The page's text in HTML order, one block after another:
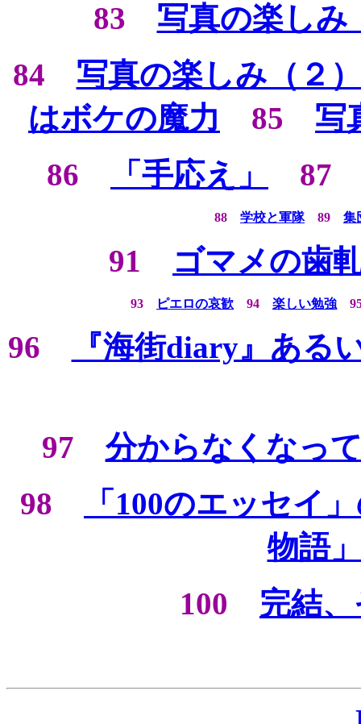
83 写真の楽しみ
84 写真の楽しみ（２
はボケの魔力 85 写
86
「手応え」
88 学校と軍隊 89 集
91 ゴマメの歯
93 ピエロの哀歓 94 楽しい勉強
96 『海街diary』ある
97 分からなくなっ
98
「100のエッセイ
物語
100 完結